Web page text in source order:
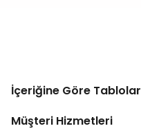
İçeriğine Göre Tablolar
Müşteri Hizmetleri